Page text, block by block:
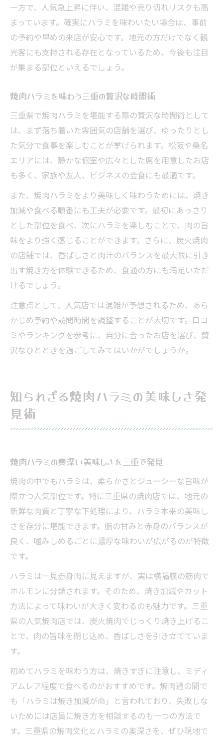
一方で、人気急上昇に伴い、混雑や売り切れリスクも高
まっています。確実にハラミを味わいたい場合は、事前
の予約や早めの来店が安心です。地元の方だけでなく観
光客にも支持される存在となっているため、今後も注目
が集まる部位といえるでしょう。
焼肉ハラミを味わう三重の贅沢な時間術
三重県で焼肉ハラミを堪能する際の贅沢な時間術として
は、まず落ち着いた雰囲気の店舗を選び、ゆったりとし
た気分で食事を楽しむことが挙げられます。松阪や桑名
エリアには、静かな個室や広々とした席を用意したお店
も多く、家族や友人、ビジネスの会食にも最適です。
また、焼肉ハラミをより美味しく味わうためには、焼き
加減や食べる順番にも工夫が必要です。最初にあっさり
とした部位を食べ、次にハラミを楽しむことで、肉の旨
味をより強く感じることができます。さらに、炭火焼肉
の店舗では、香ばしさと肉汁のバランスを最大限に引き
出す焼き方を体験できるため、食通の方にも満足いただ
けるでしょう。
注意点として、人気店では混雑が予想されるため、あら
かじめ予約や訪問時間を調整することが大切です。口コ
ミやランキングを参考に、自分に合ったお店を選び、贅
沢なひとときを過ごしてみてはいかがでしょうか。
知られざる焼肉ハラミの美味しさ発
見術
焼肉ハラミの奥深い美味しさを三重で発見
焼肉の中でもハラミは、柔らかさとジューシーな旨味が
際立つ人気部位です。特に三重県の焼肉店では、地元の
新鮮な肉質と丁寧な下処理により、ハラミ本来の美味し
さを存分に堪能できます。脂の甘みと赤身のバランスが
良く、噛みしめるごとに濃厚な味わいが広がるのが特徴
です。
ハラミは一見赤身肉に見えますが、実は横隔膜の筋肉で
ホルモンに分類されます。そのため、焼き加減やカット
方法によって味わいが大きく変わるのも魅力です。三重
県の人気焼肉店では、炭火焼肉でじっくり焼き上げるこ
とで、肉の旨味を閉じ込め、香ばしさを引き立てていま
す。
初めてハラミを味わう方は、焼きすぎに注意し、ミディ
アムレア程度で食べるのがおすすめです。焼肉通の間で
も「ハラミは焼き加減が命」と言われており、失敗しな
いためには店員に焼き方を相談するのも一つの方法で
す。三重県の焼肉文化とハラミの奥深さを、ぜひ現地で